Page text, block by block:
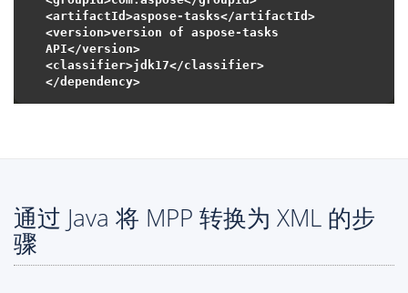
<artifactId>aspose-tasks</artifactId>
<version>version of aspose-tasks
API</version>
<classifier>jdk17</classifier>
通过 Java 将 MPP 转换为 XML 的步
骤